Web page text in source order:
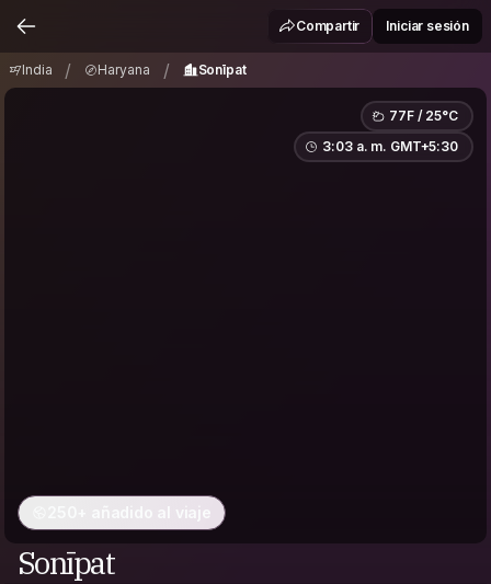
SonīpatCompartir Iniciar sesión
India / Haryana / Sonīpat
77F / 25°C
3:03 a. m. GMT+5:30
250+ añadido al viaje
Sonīpat